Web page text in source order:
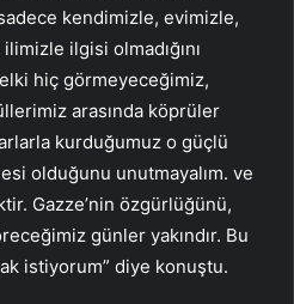
kendimizle, evimizle,
ilgisi olmadığını
hiç görmeyeceğimiz,
arasında köprüler
kurduğumuz o güçlü
olduğunu unutmayalım. ve
Gazze’nin özgürlüğünü,
günler yakındır. Bu
istiyorum” diye konuştu.